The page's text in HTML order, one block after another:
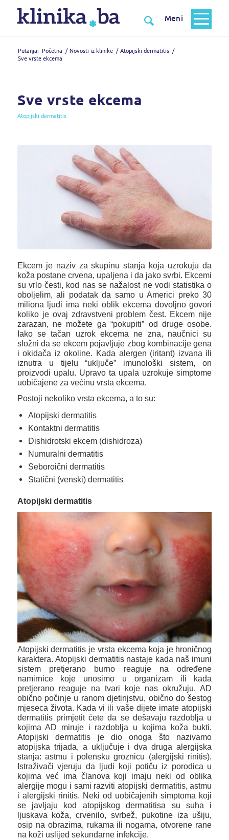
Putanja: Početna / Novosti iz klinike / Atopijski dermatitis /
Sve vrste ekcema
Sve vrste ekcema
Atopijski dermatitis
Ekcem je naziv za skupinu stanja koja uzrokuju da
koža postane crvena, upaljena i da jako svrbi. Ekcemi
su vrlo česti, kod nas se nažalost ne vodi statistika o
oboljelim, ali podatak da samo u Americi preko 30
miliona ljudi ima neki oblik ekcema dovoljno govori
koliko je ovaj zdravstveni problem čest. Ekcem nije
zarazan, ne možete ga “pokupiti” od druge osobe.
Iako se tačan uzrok ekcema ne zna, naučnici su
složni da se ekcem pojavljuje zbog kombinacije gena
i okidača iz okoline. Kada alergen (iritant) izvana ili
iznutra u tijelu “uključe” imunološki sistem, on
proizvodi upalu. Upravo ta upala uzrokuje simptome
uobičajene za većinu vrsta ekcema.
Postoji nekoliko vrsta ekcema, a to su:
Atopijski dermatitis
Kontaktni dermatitis
Dishidrotski ekcem (dishidroza)
Numuralni dermatitis
Seboroični dermatitis
Statični (venski) dermatitis
Atopijski dermatitis
Atopijski dermatitis je vrsta ekcema koja je hroničnog
karaktera. Atopijski dermatitis nastaje kada naš imuni
sistem pretjerano burno reaguje na određene
namirnice koje unosimo u organizam ili kada
pretjerano reaguje na tvari koje nas okružuju. AD
obično počinje u ranom djetinjstvu, obično do šestog
mjeseca života. Kada vi ili vaše dijete imate atopijski
dermatitis primjetit ćete da se dešavaju razdoblja u
kojima AD miruje i razdoblja u kojima koža bukti.
Atopijski dermatitis je dio onoga što nazivamo
atopijska trijada, a uključuje i dva druga alergijska
stanja: astmu i polensku groznicu (alergijski rinitis).
Istraživači vjeruju da ljudi koji potiču iz porodica u
kojima već ima članova koji imaju neki od oblika
alergije mogu i sami razviti atopijski dermatitis, astmu
i alergijski rinitis. Neki od uobičajenih simptoma koji
se javljaju kod atopijskog dermatitisa su suha i
ljuskava koža, crvenilo, svrbež, pukotine iza ušiju,
osip na obrazima, rukama ili nogama, otvorene rane
na koži uslijed sekundarne infekcije.